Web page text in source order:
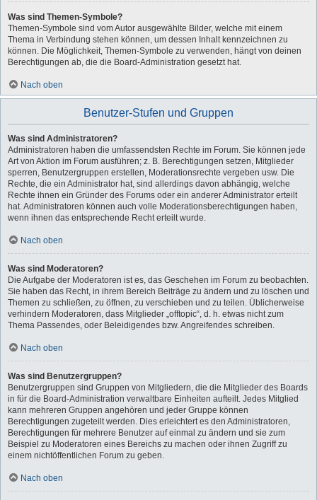
Was sind Themen-Symbole?
Themen-Symbole sind vom Autor ausgewählte Bilder, welche mit einem
Thema in Verbindung stehen können, um dessen Inhalt kennzeichnen zu
können. Die Möglichkeit, Themen-Symbole zu verwenden, hängt von deinen
Berechtigungen ab, die die Board-Administration gesetzt hat.
Nach oben
Benutzer-Stufen und Gruppen
Was sind Administratoren?
Administratoren haben die umfassendsten Rechte im Forum. Sie können jede
Art von Aktion im Forum ausführen; z. B. Berechtigungen setzen, Mitglieder
sperren, Benutzergruppen erstellen, Moderationsrechte vergeben usw. Die
Rechte, die ein Administrator hat, sind allerdings davon abhängig, welche
Rechte ihnen ein Gründer des Forums oder ein anderer Administrator erteilt
hat. Administratoren können auch volle Moderationsberechtigungen haben,
wenn ihnen das entsprechende Recht erteilt wurde.
Nach oben
Was sind Moderatoren?
Die Aufgabe der Moderatoren ist es, das Geschehen im Forum zu beobachten.
Sie haben das Recht, in ihrem Bereich Beiträge zu ändern und zu löschen und
Themen zu schließen, zu öffnen, zu verschieben und zu teilen. Üblicherweise
verhindern Moderatoren, dass Mitglieder „offtopic“, d. h. etwas nicht zum
Thema Passendes, oder Beleidigendes bzw. Angreifendes schreiben.
Nach oben
Was sind Benutzergruppen?
Benutzergruppen sind Gruppen von Mitgliedern, die die Mitglieder des Boards
in für die Board-Administration verwaltbare Einheiten aufteilt. Jedes Mitglied
kann mehreren Gruppen angehören und jeder Gruppe können
Berechtigungen zugeteilt werden. Dies erleichtert es den Administratoren,
Berechtigungen für mehrere Benutzer auf einmal zu ändern und sie zum
Beispiel zu Moderatoren eines Bereichs zu machen oder ihnen Zugriff zu
einem nichtöffentlichen Forum zu geben.
Nach oben